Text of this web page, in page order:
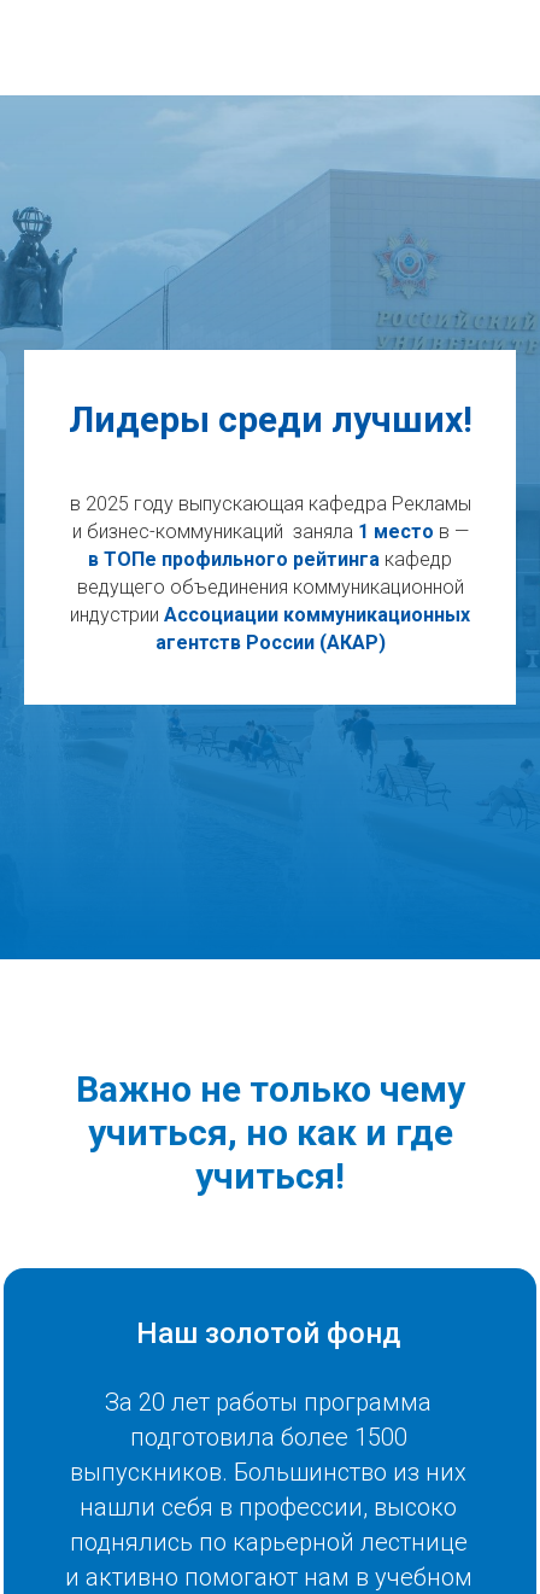
Лидеры среди лучших!
в 2025 году выпускающая кафедра Рекламы
и бизнес-коммуникаций заняла 1 место в —
в ТОПе профильного рейтинга кафедр
ведущего объединения коммуникационной
индустрии Ассоциации коммуникационных
агентств России (АКАР)
Важно не только чему
учиться, но как и где
учиться!
Наш золотой фонд
За 20 лет работы программа
подготовила более 1500
выпускников. Большинство из них
нашли себя в профессии, высоко
поднялись по карьерной лестнице
и активно помогают нам в учебном